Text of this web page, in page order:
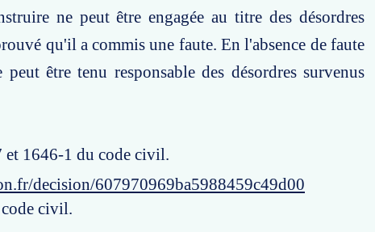
ne peut être engagée au titre des désordres
qu'il a commis une faute. En l'absence de faute
peut être tenu responsable des désordres survenus
et 1646-1 du code civil.
decision/607970969ba5988459c49d00
civil.